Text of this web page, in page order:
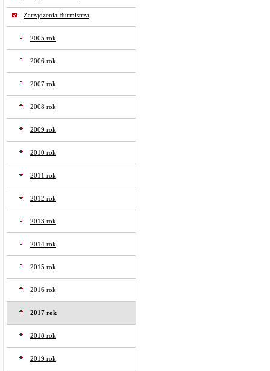
Zarządzenia Burmistrza
2005 rok
2006 rok
2007 rok
2008 rok
2009 rok
2010 rok
2011 rok
2012 rok
2013 rok
2014 rok
2015 rok
2016 rok
2017 rok
2018 rok
2019 rok